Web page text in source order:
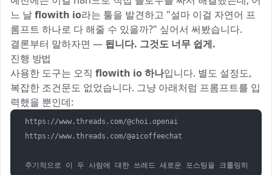
느 날flowith io라는 툴을 발견하고 "설마 이걸 자연어 프
롬프트 하나로 다 해줄 수 있을까?" 싶어서 써봤습니다.
결론부터 말하자면 — 됩니다. 그것도 너무 쉽게.
진행 방법
사용한 도구는 오직 flowith io 하나입니다. 별도 설정도,
복잡한 조건문도 없었습니다. 그냥 아래처럼 프롬프트를 입
력했을 뿐인데:
https://www.threads.com/@choi.openai
https://www.threads.com/@aicoffeechat
주기적으로 이 두 사람에 대한 쓰레드 새로운 포스팅을 크롤링하고 나